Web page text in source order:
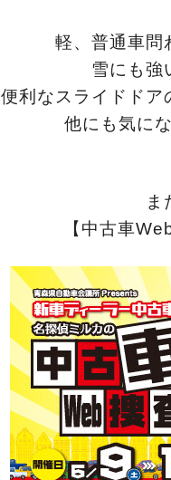
軽、普通車問
雪にも
便利なスライドドア
他にも気に
ま
【中古車